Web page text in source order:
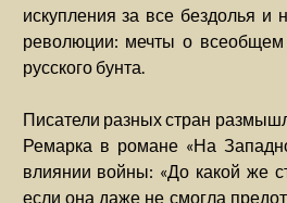
искупления за все бездолья и
революции: мечты о всеобщем
русского бунта.
Писатели разных стран
Ремарка в романе «На
влиянии войны: «До какой же
если она даже не смогла